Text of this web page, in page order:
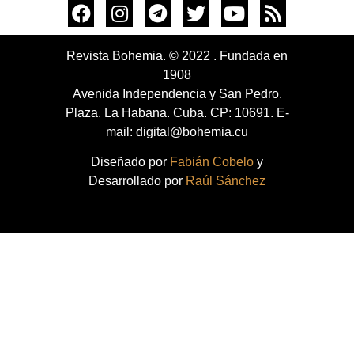
Revista Bohemia. © 2022 . Fundada en
1908
Avenida Independencia y San Pedro.
Plaza. La Habana. Cuba. CP: 10691. E-
mail: digital@bohemia.cu
Diseñado por Fabián Cobelo y
Desarrollado por Raúl Sánchez